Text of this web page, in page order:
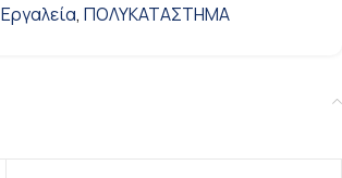
Εργαλεία, ΠΟΛΥΚΑΤΑΣΤΗΜΑ